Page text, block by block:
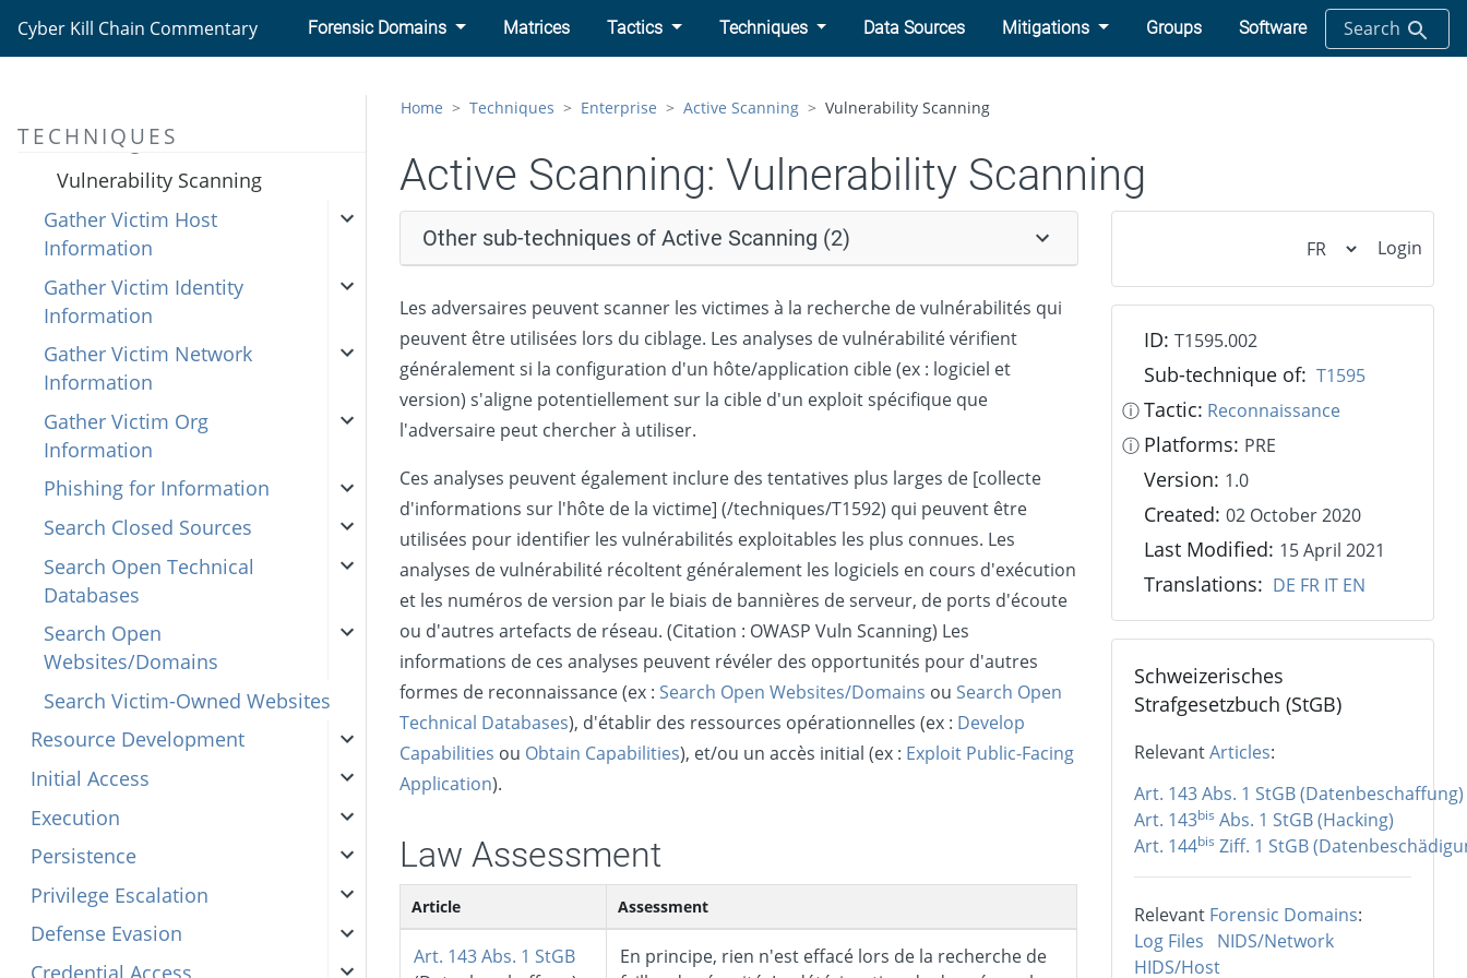
Cyber Kill Chain Commentary Forensic Domains Matrices Tactics Techniques Data Sources Mitigations Groups Software Search
TECHNIQUES
Enterprise
Reconnaissance
Scanning IP Blocks
Vulnerability Scanning
Gather Victim Host
Information
Gather Victim Identity
Information
Gather Victim Network
Information
Gather Victim Org
Information
Phishing for Information
Search Closed Sources
Search Open Technical
Databases
Search Open
Websites/Domains
Search Victim-Owned Websites
Resource Development
Initial Access
Execution
Persistence
Privilege Escalation
Defense Evasion
Credential Access
Home Techniques Enterprise Active Scanning Vulnerability Scanning
Active Scanning: Vulnerability Scanning
Other sub-techniques of Active Scanning (2)
Les adversaires peuvent scanner les victimes à la recherche de vulnérabilités qui
peuvent être utilisées lors du ciblage. Les analyses de vulnérabilité vérifient
généralement si la configuration d'un hôte/application cible (ex : logiciel et
version) s'aligne potentiellement sur la cible d'un exploit spécifique que
l'adversaire peut chercher à utiliser.
Ces analyses peuvent également inclure des tentatives plus larges de [collecte
d'informations sur l'hôte de la victime] (/techniques/T1592) qui peuvent être
utilisées pour identifier les vulnérabilités exploitables les plus connues. Les
analyses de vulnérabilité récoltent généralement les logiciels en cours d'exécution
et les numéros de version par le biais de bannières de serveur, de ports d'écoute
ou d'autres artefacts de réseau. (Citation : OWASP Vuln Scanning) Les
informations de ces analyses peuvent révéler des opportunités pour d'autres
formes de reconnaissance (ex : Search Open Websites/Domains ou Search Open
Technical Databases), d'établir des ressources opérationnelles (ex : Develop
Capabilities ou Obtain Capabilities), et/ou un accès initial (ex : Exploit Public-Facing
Application).
Law Assessment
Article Assessment
Art. 143 Abs. 1 StGB
En principe, rien n'est effacé lors de la recherche de
Login
ID: T1595.002
Sub-technique of: T1595
ⓘTactic: Reconnaissance
ⓘ Platforms: PRE
Version: 1.0
Created: 02 October 2020
Last Modified: 15 April 2021
Translations: DE FR IT EN
Schweizerisches
Strafgesetzbuch (StGB)
RelevantArticles:
Art. 143 Abs. 1 StGB (Datenbeschaffung)
Art. 143bis Abs. 1 StGB (Hacking)
Art. 144bis Ziff. 1 StGB
Relevant Forensic Domains:
Log Files
NIDS/Network
HIDS/Host